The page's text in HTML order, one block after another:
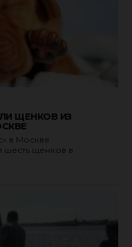
ЩЕНКОВ ИЗ
в Москве
щенков в